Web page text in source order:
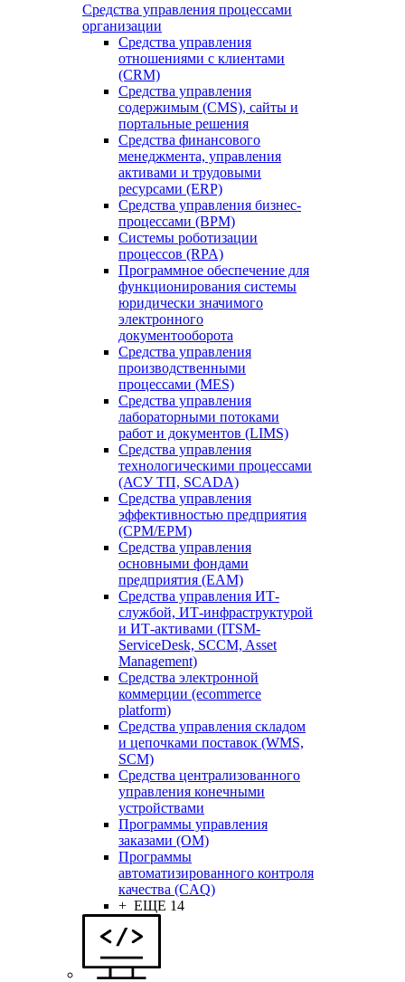
Средства управления процессами
организации
Средства управления
отношениями с клиентами
(CRM)
Средства управления
содержимым (CMS), сайты и
портальные решения
Средства финансового
менеджмента, управления
активами и трудовыми
ресурсами (ERP)
Средства управления бизнес-
процессами (BPM)
Системы роботизации
процессов (RPA)
Программное обеспечение для
функционирования системы
юридически значимого
электронного
документооборота
Средства управления
производственными
процессами (MES)
Средства управления
лабораторными потоками
работ и документов (LIMS)
Средства управления
технологическими процессами
(АСУ ТП, SCADA)
Средства управления
эффективностью предприятия
(CPM/EPM)
Средства управления
основными фондами
предприятия (EAM)
Средства управления ИТ-
службой, ИТ-инфраструктурой
и ИТ-активами (ITSM-
ServiceDesk, SCCM, Asset
Management)
Средства электронной
коммерции (ecommerce
platform)
Средства управления складом
и цепочками поставок (WMS,
SCM)
Средства централизованного
управления конечными
устройствами
Программы управления
заказами (OM)
Программы
автоматизированного контроля
качества (CAQ)
+ ЕЩЕ 14